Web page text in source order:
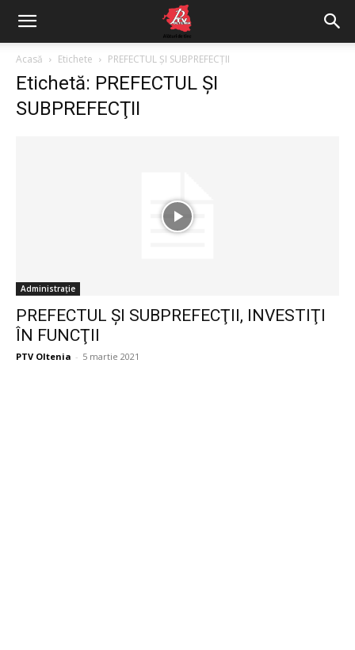
Acasă Etichete PREFECTUL ŞI SUBPREFECŢII
Etichetă: PREFECTUL ŞI
SUBPREFECŢII
Administrație
PREFECTUL ŞI SUBPREFECŢII, INVESTIŢI
ÎN FUNCŢII
PTV Oltenia - 5 martie 2021